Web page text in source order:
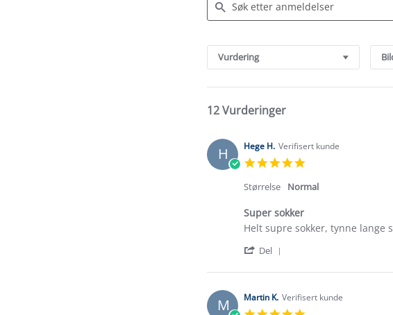
Reviews
Vurdering
12 Vurderinger
H Hege H. Verifisert kunde
rating
Størrelse Normal
Super sokker
Review
Hege
on
Mar
2026
review
Super
Helt supre sokker, tynne lange
Del
Review
Hege
H.
M Martin K. Verifisert kunde